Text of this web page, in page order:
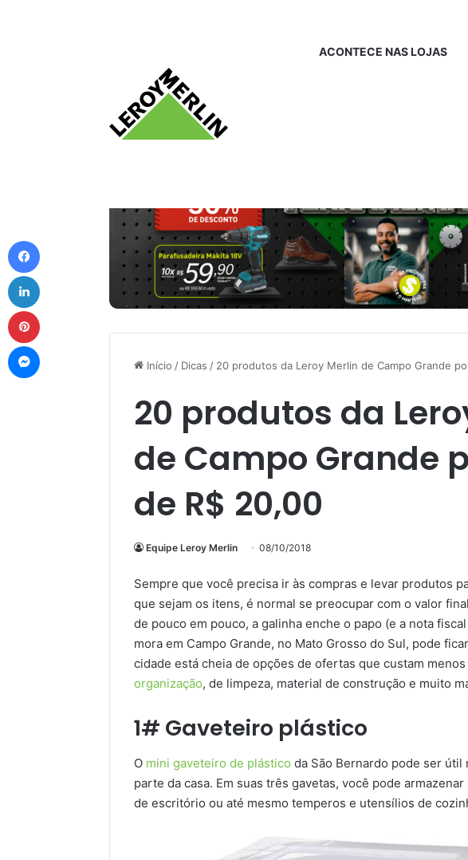
ACONTECE NAS LOJAS
Início / Dicas / 20 produtos da Leroy Merlin de Campo Grande
20 produtos da
de Campo Grande
de R$ 20,00
Equipe Leroy Merlin 08/10/2018
Sempre que você precisa ir às compras e levar produtos
que sejam os itens, é normal se preocupar com o valor
de pouco em pouco, a galinha enche o papo (e a nota
mora em Campo Grande, no Mato Grosso do Sul, pode
cidade está cheia de opções de ofertas que custam
organização, de limpeza, material de construção e muito
1# Gaveteiro plástico
O mini gaveteiro de plástico da São Bernardo pode ser
parte da casa. Em suas três gavetas, você pode
de escritório ou até mesmo temperos e utensílios de